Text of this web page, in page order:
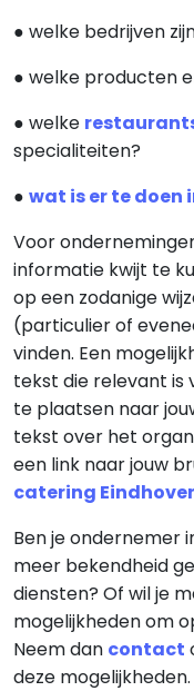
● welke bedrijven
● welke producten
● welke
specialiteiten?
● wat is er te doen
Voor
informatie kwijt te
op een zodanige
(particulier of
vinden. Een
tekst die relevant is
te plaatsen naar
tekst over het
een link naar jouw
catering
Ben je ondernemer
meer bekendheid
diensten? Of wil je
mogelijkheden om
Neem dan contact
deze mogelijkheden.